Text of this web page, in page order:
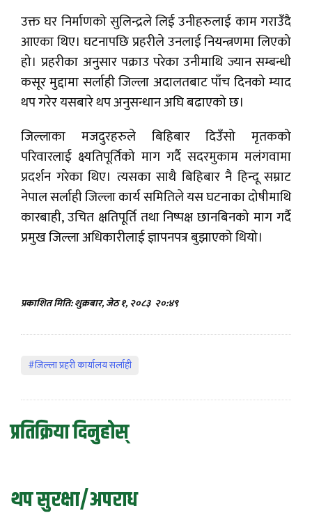
उक्त घर निर्माणको सुलिन्द्रले लिई उनीहरुलाई काम गराउँदै
आएका थिए। घटनापछि प्रहरीले उनलाई नियन्त्रणमा लिएको
हो। प्रहरीका अनुसार पक्राउ परेका उनीमाथि ज्यान सम्बन्धी
कसूर मुद्दामा सर्लाही जिल्ला अदालतबाट पाँच दिनको म्याद
थप गरेर यसबारे थप अनुसन्धान अघि बढाएको छ।
जिल्लाका मजदुरहरुले बिहिबार दिउँसो मृतकको
परिवारलाई क्ष्यतिपूर्तिको माग गर्दै सदरमुकाम मलंगवामा
प्रदर्शन गरेका थिए। त्यसका साथै बिहिबार नै हिन्दू सम्राट
नेपाल सर्लाही जिल्ला कार्य समितिले यस घटनाका दोषीमाथि
कारबाही, उचित क्षतिपूर्ति तथा निष्पक्ष छानबिनको माग गर्दै
प्रमुख जिल्ला अधिकारीलाई ज्ञापनपत्र बुझाएको थियो।
प्रकाशित मिति: शुक्रबार, जेठ १, २०८३ २०:४९
#जिल्ला प्रहरी कार्यालय सर्लाही
प्रतिक्रिया दिनुहोस्
थप सुरक्षा/अपराध